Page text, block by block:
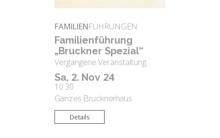
Sa, 2. Nov 24
10:30
Ganzes Brucknerhaus
FAMILIENFÜHRUNGEN
Fa­mi­li­en­füh­rung
„Bruck­ner Spe­zi­al“
Vergangene Veranstaltung
Details